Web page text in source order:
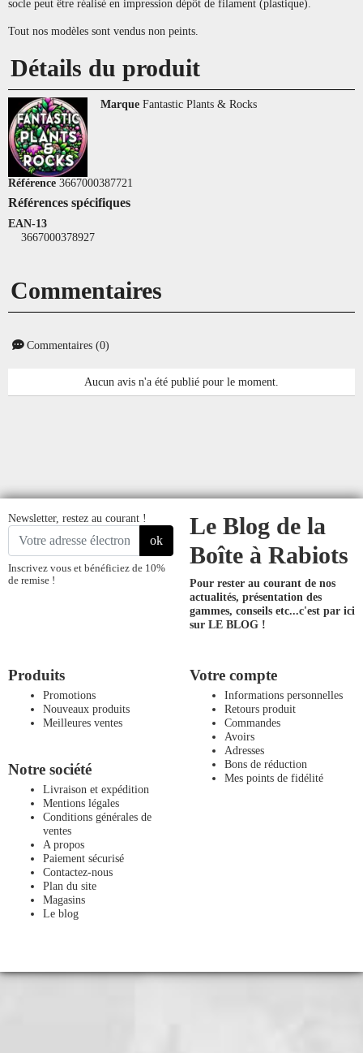
socle peut être réalisé en impression dépôt de filament (plastique).
Tout nos modèles sont vendus non peints.
Détails du produit
Marque Fantastic Plants & Rocks
Référence 3667000387721
Références spécifiques
EAN-13
3667000378927
Commentaires
Commentaires (0)
Aucun avis n'a été publié pour le moment.
Newsletter, restez au courant !
ok
Inscrivez vous et bénéficiez de 10%
de remise !
Le Blog de la
Boîte à Rabiots
Pour rester au courant de nos
actualités, présentation des
gammes, conseils etc...c'est par ici
sur LE BLOG !
Produits
Promotions
Nouveaux produits
Meilleures ventes
Notre société
Livraison et expédition
Mentions légales
Conditions générales de
ventes
A propos
Paiement sécurisé
Contactez-nous
Plan du site
Magasins
Le blog
Votre compte
Informations personnelles
Retours produit
Commandes
Avoirs
Adresses
Bons de réduction
Mes points de fidélité